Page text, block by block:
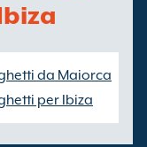
da Maiorca
per Ibiza